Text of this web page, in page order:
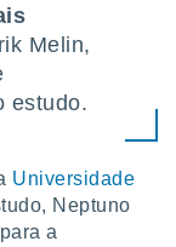
Melin,
estudo.
Universidade
Neptuno
a